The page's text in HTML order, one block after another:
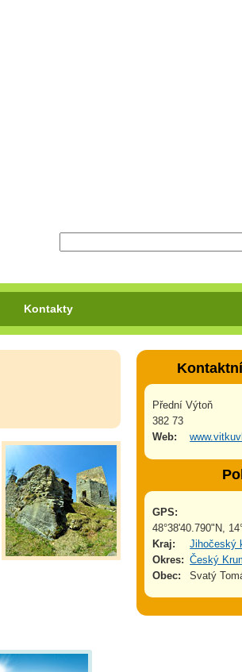
Kontakty
Přední Výtoň
382 73
Web:
GPS:
48°38'40.790"N,
Kraj:
Jihočeský
Okres: Český
Obec:
Svatý